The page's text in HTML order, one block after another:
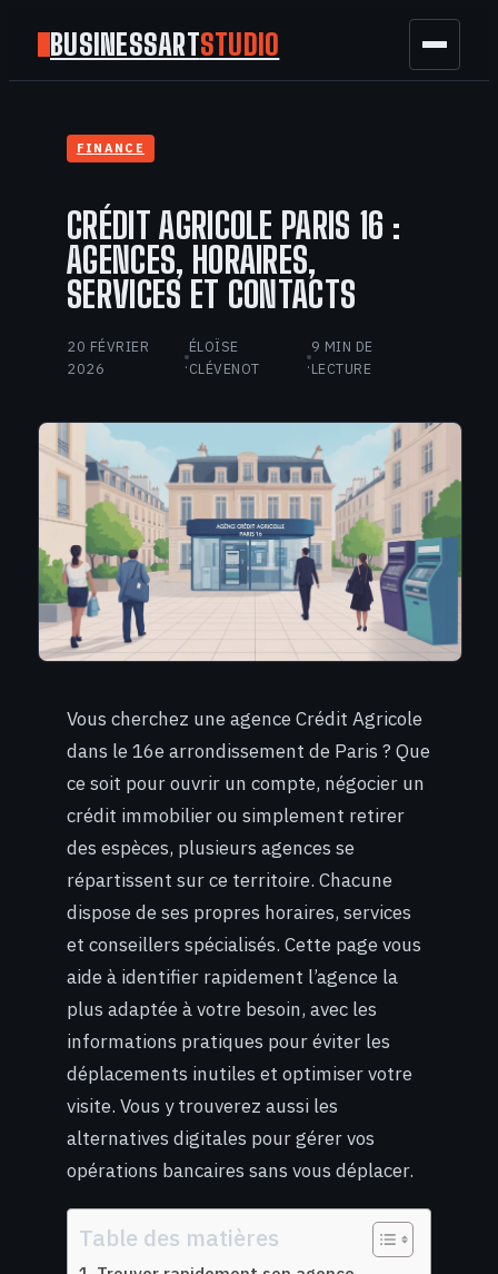
BUSINESSARTSTUDIO
FINANCE
TECH
GAMING
FINANCE
CRÉDIT AGRICOLE PARIS 16 :
AGENCES, HORAIRES,
SERVICES ET CONTACTS
20 FÉVRIER
2026
·
ÉLOÏSE
CLÉVENOT
·
9 MIN DE
LECTURE
Vous cherchez une agence Crédit Agricole
dans le 16e arrondissement de Paris ? Que
ce soit pour ouvrir un compte, négocier un
crédit immobilier ou simplement retirer
des espèces, plusieurs agences se
répartissent sur ce territoire. Chacune
dispose de ses propres horaires, services
et conseillers spécialisés. Cette page vous
aide à identifier rapidement l’agence la
plus adaptée à votre besoin, avec les
informations pratiques pour éviter les
déplacements inutiles et optimiser votre
visite. Vous y trouverez aussi les
alternatives digitales pour gérer vos
opérations bancaires sans vous déplacer.
Table des matières